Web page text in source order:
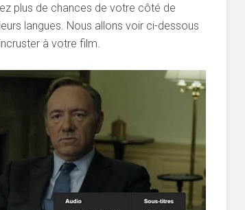
plus de chances de votre côté de
langues. Nous allons voir ci-dessous
à votre film.